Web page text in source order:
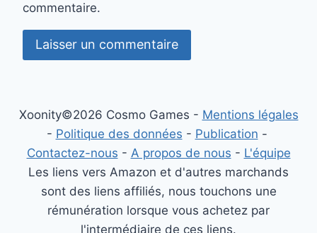
commentaire.
Xoonity©2026 Cosmo Games - Mentions légales
- Politique des données - Publication -
Contactez-nous - A propos de nous - L'équipe
Les liens vers Amazon et d'autres marchands
sont des liens affiliés, nous touchons une
rémunération lorsque vous achetez par
l'intermédiaire de ces liens.